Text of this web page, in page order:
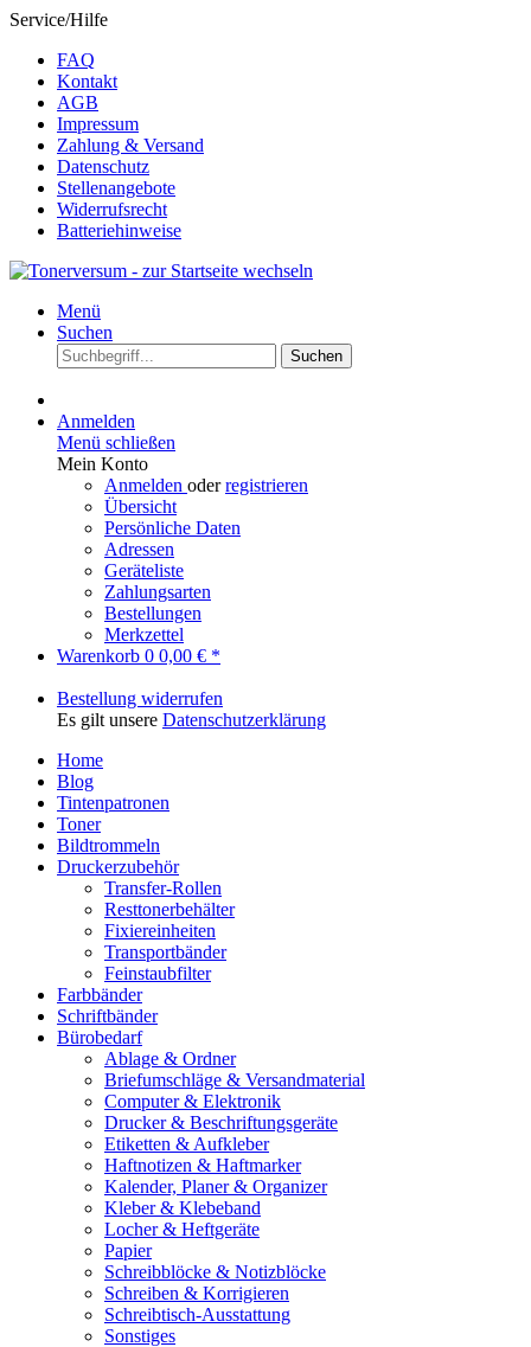
Service/Hilfe
FAQ
Kontakt
AGB
Impressum
Zahlung & Versand
Datenschutz
Stellenangebote
Widerrufsrecht
Batteriehinweise
Menü
Suchen
Suchen
Anmelden
Menü schließen
Mein Konto
Anmelden oderregistrieren
Übersicht
Persönliche Daten
Adressen
Geräteliste
Zahlungsarten
Bestellungen
Merkzettel
Warenkorb 0 0,00 € *
Bestellung widerrufen
Es gilt unsere Datenschutzerklärung
Home
Blog
Tintenpatronen
Toner
Bildtrommeln
Druckerzubehör
Transfer-Rollen
Resttonerbehälter
Fixiereinheiten
Transportbänder
Feinstaubfilter
Farbbänder
Schriftbänder
Bürobedarf
Ablage & Ordner
Briefumschläge & Versandmaterial
Computer & Elektronik
Drucker & Beschriftungsgeräte
Etiketten & Aufkleber
Haftnotizen & Haftmarker
Kalender, Planer & Organizer
Kleber & Klebeband
Locher & Heftgeräte
Papier
Schreibblöcke & Notizblöcke
Schreiben & Korrigieren
Schreibtisch-Ausstattung
Sonstiges